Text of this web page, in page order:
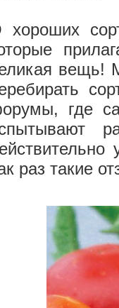
хороших
вещь!
где
раз такие